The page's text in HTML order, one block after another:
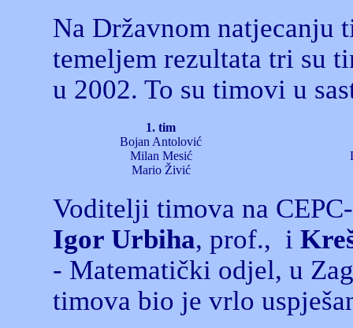
Na Državnom natjecanju
temeljem rezultata tri su
u 2002. To su timovi u
1. tim
Bojan Antolović
Milan Mesić
Mario Živić
Voditelji timova na
Igor Urbiha, prof., i
- Matematički odjel, u
timova bio je vrlo